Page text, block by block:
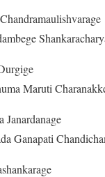
Maruti
Janardanage
Ganapati